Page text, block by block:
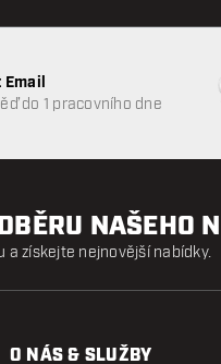
do 1 pracovního dne
NAŠEHO
získejte nejnovější nabídky.
O NÁS & SLUŽBY